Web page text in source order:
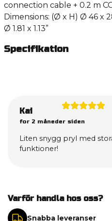
connection cable + 0.2 m
Dimensions: (Ø x H) Ø 46 x
Ø 1.81 x 1.13”
Specifikation
Kai
for 2 måneder siden
Liten snygg pryl med
funktioner!
Varför handla hos oss?
Snabba leveranser